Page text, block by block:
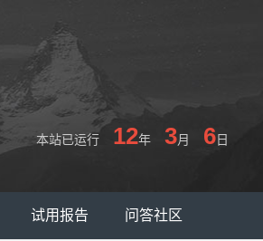
本站已运行 12年 3月 6日
试用报告 问答社区